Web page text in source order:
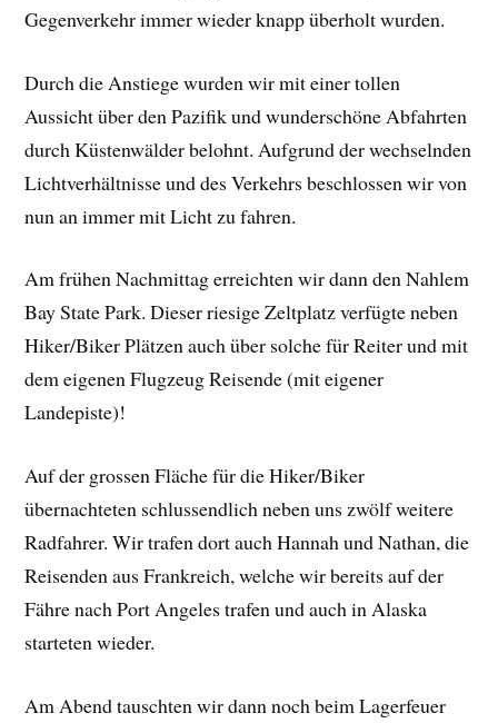
Gegenverkehr immer wieder knapp überholt wurden.
Durch die Anstiege wurden wir mit einer tollen
Aussicht über den Pazifik und wunderschöne Abfahrten
durch Küstenwälder belohnt. Aufgrund der wechselnden
Lichtverhältnisse und des Verkehrs beschlossen wir von
nun an immer mit Licht zu fahren.
Am frühen Nachmittag erreichten wir dann den Nahlem
Bay State Park. Dieser riesige Zeltplatz verfügte neben
Hiker/Biker Plätzen auch über solche für Reiter und mit
dem eigenen Flugzeug Reisende (mit eigener
Landepiste)!
Auf der grossen Fläche für die Hiker/Biker
übernachteten schlussendlich neben uns zwölf weitere
Radfahrer. Wir trafen dort auch Hannah und Nathan, die
Reisenden aus Frankreich, welche wir bereits auf der
Fähre nach Port Angeles trafen und auch in Alaska
starteten wieder.
Am Abend tauschten wir dann noch beim Lagerfeuer